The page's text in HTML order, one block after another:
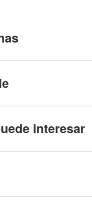
interesar